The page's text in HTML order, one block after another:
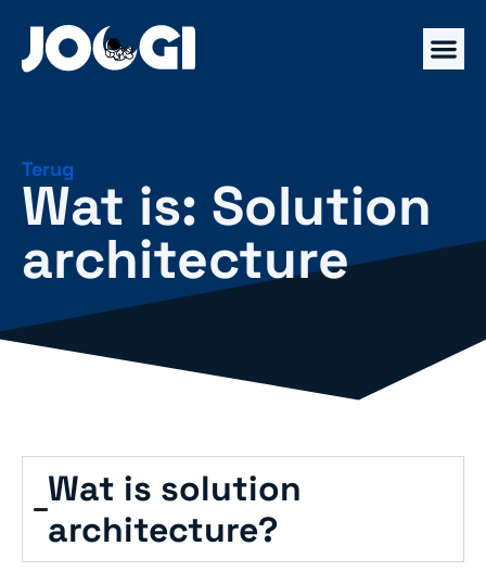
Terug
Wat is: Solution
architecture
Wat is solution
architecture?